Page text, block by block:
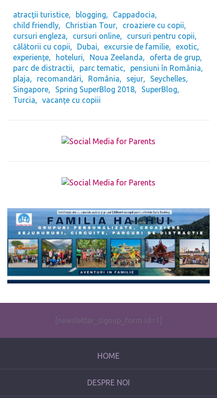
atracții turistice blogging
Cappadocia
child friendly
Christian Tour
croaziere cu copii
cursuri engleza
cursuri online
cursuri pentru copii
călătorii cu copii
Dubai excursie de familie
exotic
experiențe
hoteluri Noua Zeelanda
oferta de grup
parc de distractii
parc tematic
pensiuni în România
plaja
recomandări România sejur
Seychelles
Singapore
Spring SuperBlog 2018
SuperBlog
Turcia
vacanțe cu copiii
The form you have selected does not exist.
[newsletter_signup_form id=1]
HOME
DESPRE NOI